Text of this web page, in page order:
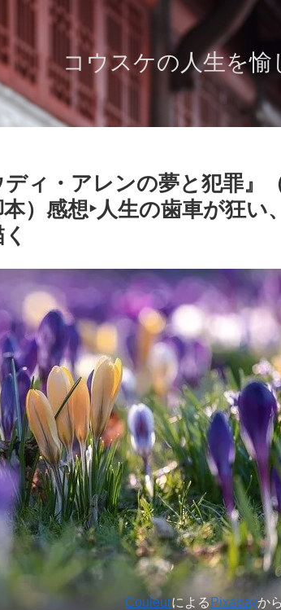
コウスケの人生を愉
ィ・アレンの夢と犯罪』
）感想‣人生の歯車が狂い
CouleurによるPixabayか